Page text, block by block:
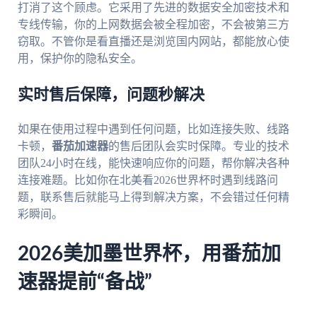
打消了这个顾虑。它采用了先进的数据安全加密技术和
专线传输，你的上网数据会被全程加密，不会被第三方
窃取。不管你是看直播还是浏览国内网站，都能放心使
用，保护你的隐私安全。
实时售后保障，问题秒解决
如果在使用过程中遇到任何问题，比如连接失败、线路
卡顿， 番茄加速器的售后团队会实时保障。专业的技术
团队24小时在线，能快速响应你的问题，帮你解决各种
连接难题。比如你在北美看2026世界杯时遇到线路问
题，联系售后就能马上得到解决方案，不会错过任何精
彩瞬间。
2026美加墨世界杯，用番茄加
速器提前“备战”